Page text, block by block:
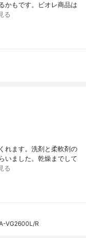
かもです。ビオレ商品は
る
れます。洗剤と柔軟剤の
いました。乾燥までして
る
VG2600L/R